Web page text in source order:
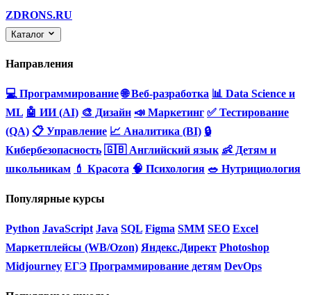
ZDRONS.RU
Каталог
Направления
💻 Программирование 🌐 Веб-разработка 📊 Data Science и
ML 🤖 ИИ (AI) 🎨 Дизайн 📣 Маркетинг ✅ Тестирование
(QA) 📋 Управление 📈 Аналитика (BI) 🔒
Кибербезопасность 🇬🇧 Английский язык 👶 Детям и
школьникам 💄 Красота 🧠 Психология 🥗 Нутрициология
Популярные курсы
Python JavaScript Java SQL Figma SMM SEO Excel
Маркетплейсы (WB/Ozon) Яндекс.Директ Photoshop
Midjourney ЕГЭ Программирование детям DevOps